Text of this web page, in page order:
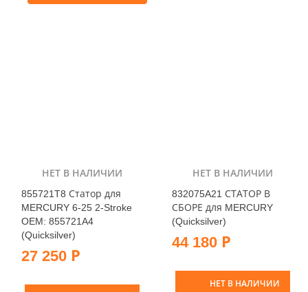
НЕТ В НАЛИЧИИ
855721T8 Статор для
MERCURY 6-25 2-Stroke
OEM: 855721A4
(Quicksilver)
27 250 Р
НЕТ В НАЛИЧИИ
832075A21 СТАТОР В
СБОРЕ для MERCURY
(Quicksilver)
44 180 Р
НЕТ В НАЛИЧИИ